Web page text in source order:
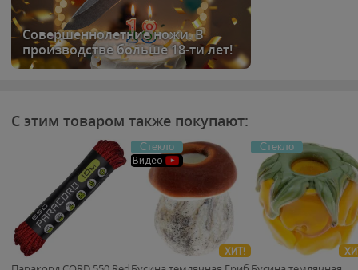
Совершеннолетние ножи. В
производстве больше 18-ти лет!
С этим товаром также покупают:
Стекло
Видео
ХИТ!
Стекло